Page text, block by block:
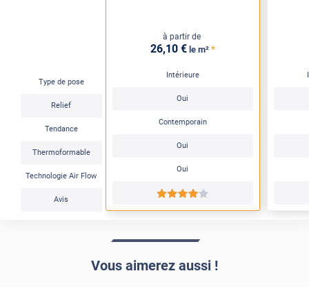
Type de pose
Relief
Tendance
Thermoformable
Technologie Air Flow
Avis
à partir de
26,10 € le m² *
Intérieure
Oui
Contemporain
Oui
Oui
*****
Vous aimerez aussi !